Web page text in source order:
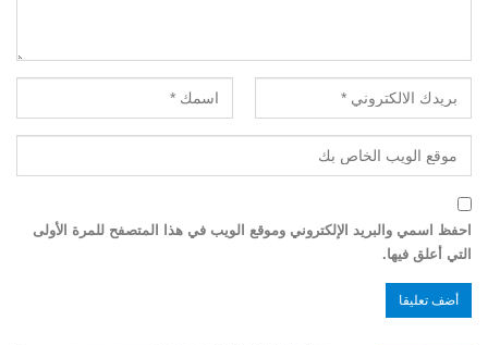
احفظ اسمي والبريد الإلكتروني وموقع الويب في هذا المتصفح للمرة الأولى
التي أعلق فيها.